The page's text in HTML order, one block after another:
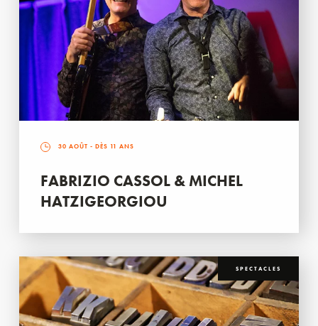
30 AOÛT - DÈS 11 ANS
FABRIZIO CASSOL & MICHEL
HATZIGEORGIOU
SPECTACLES